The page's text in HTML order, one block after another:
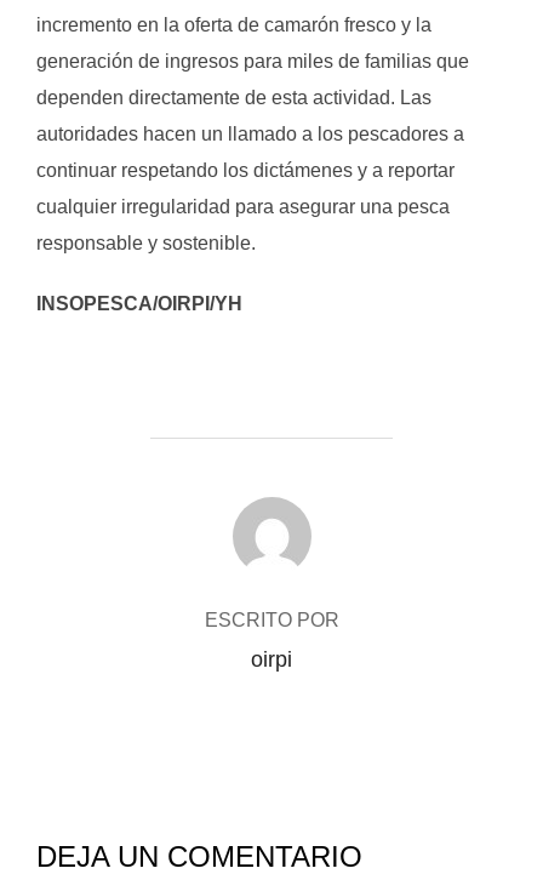
incremento en la oferta de camarón fresco y la
generación de ingresos para miles de familias que
dependen directamente de esta actividad. Las
autoridades hacen un llamado a los pescadores a
continuar respetando los dictámenes y a reportar
cualquier irregularidad para asegurar una pesca
responsable y sostenible.
INSOPESCA/OIRPI/YH
AUTOR DE LA PUBLICACIÓN
ESCRITO POR
oirpi
DEJA UN COMENTARIO